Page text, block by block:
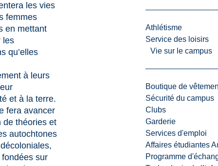
Athlétisme
Service des loisirs
Vie sur le campus
Boutique de
Sécurité du campus
Clubs
Garderie
Services d'emploi
Affaires étudiantes
Programme
les vies
femmes
en mettant
les
qu’elles
à leurs
et à la terre.
fera avancer
de théories et
autochtones
sur